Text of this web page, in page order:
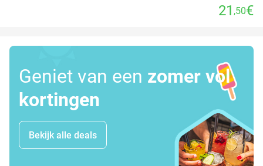
21 ,50€
Geniet van een zomer vol
kortingen
Bekijk alle deals